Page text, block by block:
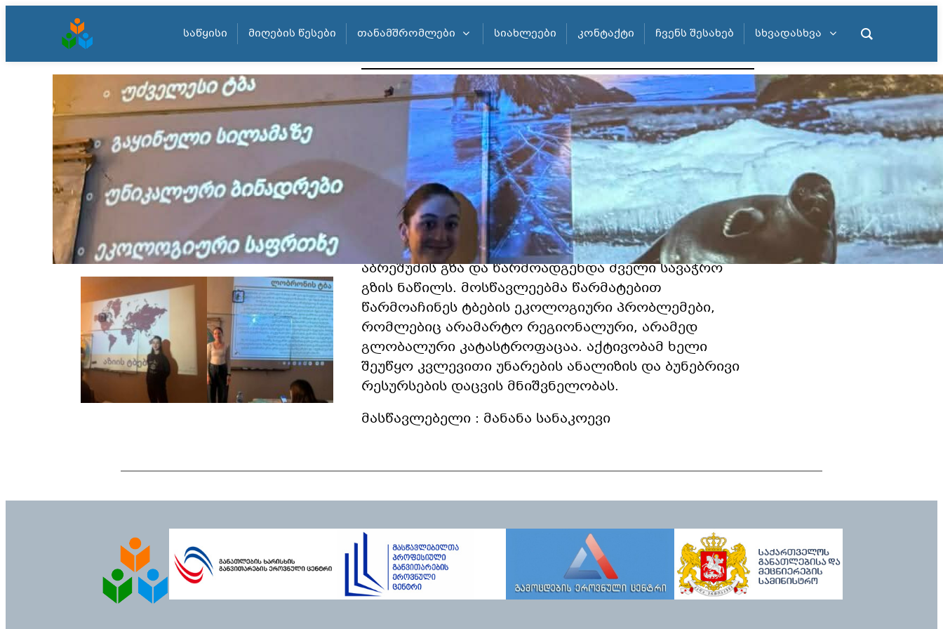
ᲡᲐᲬᲧᲘᲡᲘ ᲛᲘᲦᲔᲑᲘᲡ ᲬᲔᲡᲔᲑᲘ ᲗᲐᲜᲐᲛᲨᲠᲝᲛᲚᲔᲑᲘ ᲡᲘᲐᲮᲚᲔᲔᲑᲘ ᲙᲝᲜᲢᲐᲥᲢᲘ ᲩᲕᲔᲜᲡ ᲨᲔᲡᲐᲮᲔᲑ ᲡᲮᲕᲐᲓᲐᲡᲮᲕᲐ
შიგთავსზე
8 (დ) კლასის მოსწავლეებმა გეოგრაფიის გაკვეთილზე
წარმოაჩინეს მრავალმხრივი და საინტერესო
პრეზენტაციები აზიის ტბებზე. მათ ტბები წარმოაჩინეს
არა მხოლოდ, როგორც ბუნებრივ-რეკრეაციული
ობიექტები, არამედ როგორც ისტორიული,
კულტურული და ეკონომიკური მნიშვნელობის
სივრცეები. განიხილეს აზიის ძველი ტიბეტში
მითოლოგიის ტბები, როგორც სარიტუალო და
კულტურული სივრცეები. სადაც ასევე გადიოდა ძველი
აბრეშუმის გზა და წარმოადგენდა ძველი სავაჭრო
გზის ნაწილს. მოსწავლეებმა წარმატებით
წარმოაჩინეს ტბების ეკოლოგიური პრობლემები,
რომლებიც არამარტო რეგიონალური, არამედ
გლობალური კატასტროფაცაა. აქტივობამ ხელი
შეუწყო კვლევითი უნარების ანალიზის და ბუნებრივი
რესურსების დაცვის მნიშვნელობას.
მასწავლებელი : მანანა სანაკოევი